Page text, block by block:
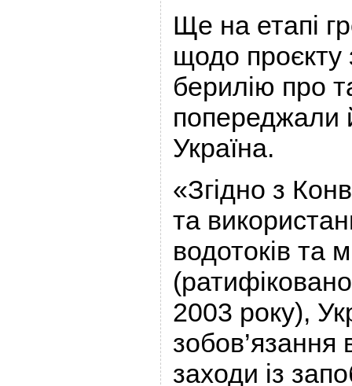
Ще на етапі
щодо проєкту
берилію про
попереджали
Україна.
«Згідно з
та
водотоків та
2003 року),
зобов’язання
заходи із